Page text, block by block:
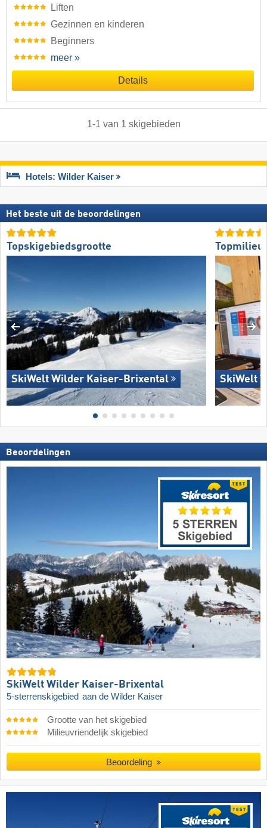
Liften
Gezinnen en kinderen
Beginners
meer »
Details
1-1 van 1 skigebieden
Hotels: Wilder Kaiser
Het beste uit de beoordelingen
Topskigebiedsgrootte
SkiWelt Wilder Kaiser-Brixental SkiWelt
Beoordelingen
SkiWelt Wilder Kaiser-Brixental
5-sterrenskigebied aan de Wilder Kaiser
Grootte van het skigebied
Milieuvriendelijk skigebied
Beoordeling